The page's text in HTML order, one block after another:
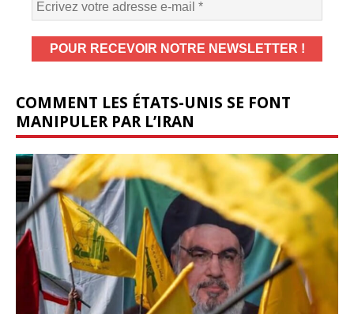
COMMENT LES ÉTATS-UNIS SE FONT
MANIPULER PAR L’IRAN